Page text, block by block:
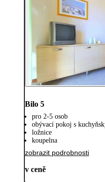
Bilo 5
pro 2-5 osob
obývací pokoj s
ložnice
koupelna
zobrazit podrobnosti
v ceně